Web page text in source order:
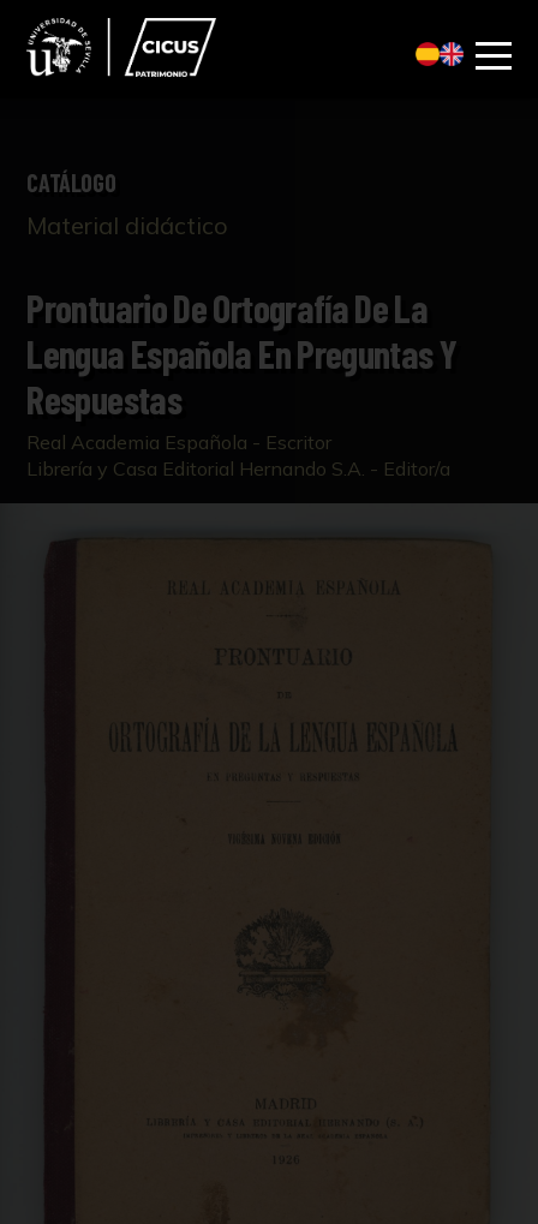
CATÁLOGO
Material didáctico
Prontuario De Ortografía De La
Lengua Española En Preguntas Y
Respuestas
Real Academia Española - Escritor
Librería y Casa Editorial Hernando S.A. - Editor/a